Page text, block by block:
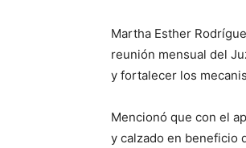
Martha Esther
reunión mensual del
y fortalecer los
Mencionó que con el
y calzado en beneficio